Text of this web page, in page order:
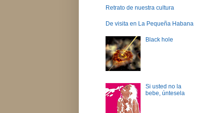
Retrato de nuestra cultura
De visita en La Pequeña Habana
Black hole
Si usted no la
bebe, úntesela